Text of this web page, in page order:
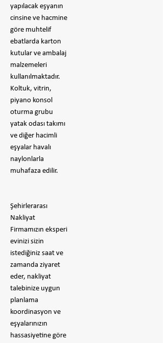
yapılacak eşyanın
cinsine ve hacmine
göre muhtelif
ebatlarda karton
kutular ve ambalaj
malzemeleri
kullanılmaktadır.
Koltuk, vitrin,
piyano konsol
oturma grubu
yatak odası takımı
ve diğer hacimli
eşyalar havalı
naylonlarla
muhafaza edilir.
Şehirlerarası
Nakliyat
Firmamızın eksperi
evinizi sizin
istediğiniz saat ve
zamanda ziyaret
eder, nakliyat
talebinize uygun
planlama
koordinasyon ve
eşyalarınızın
hassasiyetine göre